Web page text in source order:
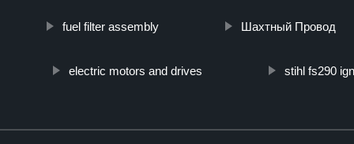
fuel filter assembly Шахтный Провод
electric motors and drives stihl fs290